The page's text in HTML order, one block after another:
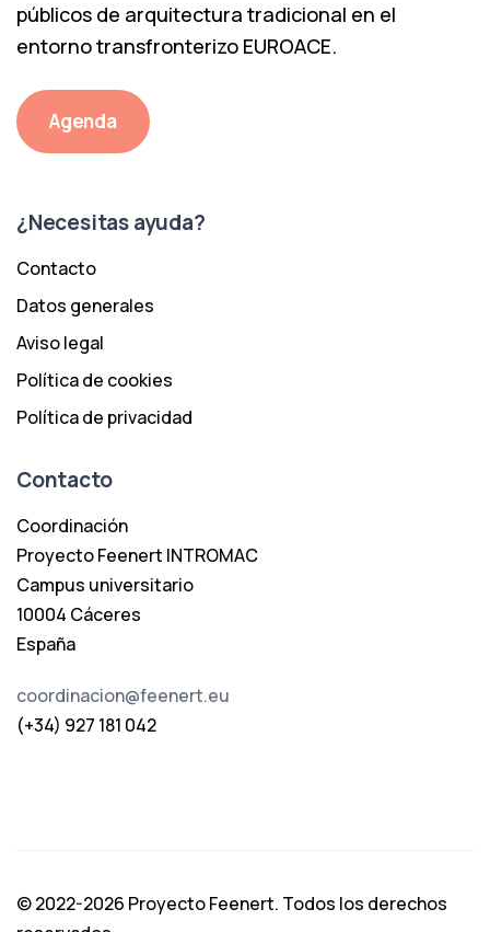
públicos de arquitectura tradicional en el
entorno transfronterizo EUROACE.
Agenda
¿Necesitas ayuda?
Contacto
Datos generales
Aviso legal
Política de cookies
Política de privacidad
Contacto
Coordinación
Proyecto Feenert INTROMAC
Campus universitario
10004 Cáceres
España
coordinacion@feenert.eu
(+34) 927 181 042
© 2022-2026 Proyecto Feenert. Todos los derechos